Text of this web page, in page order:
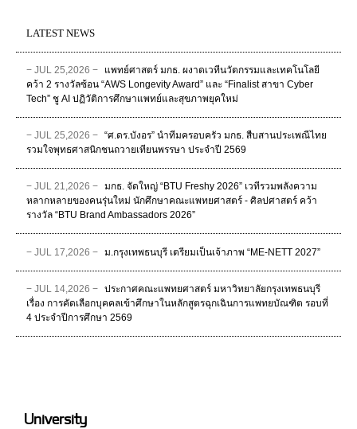
LATEST NEWS
− JUL 25,2026 −
แพทย์ศาสตร์ มกธ. ผงาดเวทีนวัตกรรมและเทคโนโลยี
คว้า 2 รางวัลซ้อน “AWS Longevity Award” และ “Finalist สาขา Cyber
Tech” ชู AI ปฏิวัติการศึกษาแพทย์และสุขภาพยุคใหม่
− JUL 25,2026 − “ศ.ดร.บังอร” นำทีมครอบครัว มกธ. สืบสานประเพณีไทย
รวมใจพุทธศาสนิกชนถวายเทียนพรรษา ประจำปี 2569
− JUL 21,2026 − มกธ. จัดใหญ่ “BTU Freshy 2026” เวทีรวมพลังความ
หลากหลายของคนรุ่นใหม่ นักศึกษาคณะแพทยศาสตร์ - ศิลปศาสตร์ คว้า
รางวัล “BTU Brand Ambassadors 2026”
− JUL 17,2026 − ม.กรุงเทพธนบุรี เตรียมเป็นเจ้าภาพ “ME-NETT 2027”
− JUL 14,2026 − ประกาศคณะแพทยศาสตร์ มหาวิทยาลัยกรุงเทพธนบุรี
เรื่อง การคัดเลือกบุคคลเข้าศึกษาในหลักสูตรฉุกเฉินการแพทยบัณฑิต รอบที่
4 ประจําปีการศึกษา 2569
University